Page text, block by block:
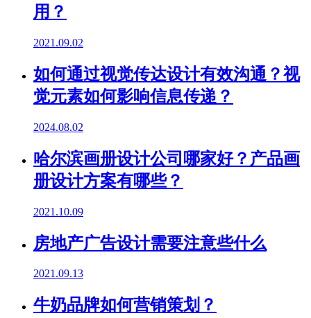
用？
2021.09.02
如何通过视觉传达设计有效沟通？视
觉元素如何影响信息传递？
2024.08.02
哈尔滨画册设计公司哪家好？产品画
册设计方案有哪些？
2021.10.09
房地产广告设计需要注意些什么
2021.09.13
牛奶品牌如何营销策划？